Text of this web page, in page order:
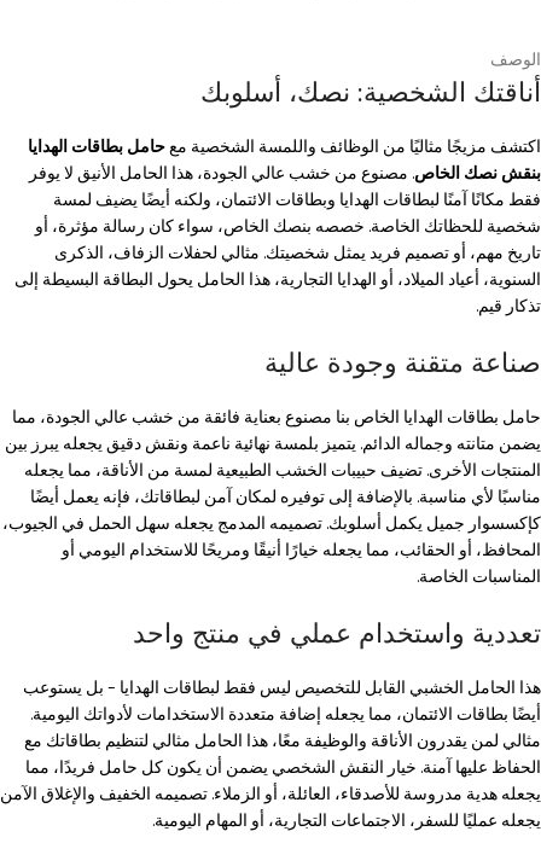
الوصف
أناقتك الشخصية: نصك، أسلوبك
اكتشف مزيجًا مثاليًا من الوظائف واللمسة الشخصية معحامل بطاقات الهدايا
بنقش نصك الخاص. مصنوع من خشب عالي الجودة، هذا الحامل الأنيق لا يوفر
فقط مكانًا آمنًا لبطاقات الهدايا وبطاقات الائتمان، ولكنه أيضًا يضيف لمسة
شخصية للحظاتك الخاصة. خصصه بنصك الخاص، سواء كان رسالة مؤثرة، أو
تاريخ مهم، أو تصميم فريد يمثل شخصيتك. مثالي لحفلات الزفاف، الذكرى
السنوية، أعياد الميلاد، أو الهدايا التجارية، هذا الحامل يحول البطاقة البسيطة إلى
تذكار قيم.
صناعة متقنة وجودة عالية
حامل بطاقات الهدايا الخاص بنا مصنوع بعناية فائقة من خشب عالي الجودة، مما
يضمن متانته وجماله الدائم. يتميز بلمسة نهائية ناعمة ونقش دقيق يجعله يبرز بين
المنتجات الأخرى. تضيف حبيبات الخشب الطبيعية لمسة من الأناقة، مما يجعله
مناسبًا لأي مناسبة. بالإضافة إلى توفيره لمكان آمن لبطاقاتك، فإنه يعمل أيضًا
كإكسسوار جميل يكمل أسلوبك. تصميمه المدمج يجعله سهل الحمل في الجيوب،
المحافظ، أو الحقائب، مما يجعله خيارًا أنيقًا ومريحًا للاستخدام اليومي أو
المناسبات الخاصة.
تعددية واستخدام عملي في منتج واحد
هذا الحامل الخشبي القابل للتخصيص ليس فقط لبطاقات الهدايا – بل يستوعب
أيضًا بطاقات الائتمان، مما يجعله إضافة متعددة الاستخدامات لأدواتك اليومية.
مثالي لمن يقدرون الأناقة والوظيفة معًا، هذا الحامل مثالي لتنظيم بطاقاتك مع
الحفاظ عليها آمنة. خيار النقش الشخصي يضمن أن يكون كل حامل فريدًا، مما
يجعله هدية مدروسة للأصدقاء، العائلة، أو الزملاء. تصميمه الخفيف والإغلاق الآمن
يجعله عمليًا للسفر، الاجتماعات التجارية، أو المهام اليومية.